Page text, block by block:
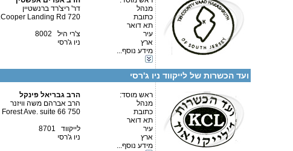
מנהל
דר' ריצ'רד ברנשטיין
כתובת
720 Cooper Landing Rd.
תא דואר
עיר
צ'רי היל 8002
ארץ
ניו ג'רסי
מידע נוסף...
ועד הכשרות של לייקווד ניו ג'רסי
ראש מוסד:
הרב גבריאל פינקל
מנהל
הרב אברהם משה וויזנר
כתובת
750 Forest Ave. suite 66
תא דואר
עיר
לייקווד 8701
ארץ
ניו ג'רסי
מידע נוסף...
טלפון 1:
טלפון 2:
פקס
איש קשר: